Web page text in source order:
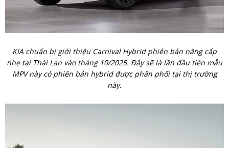
KIA chuẩn bị giới thiệu Carnival Hybrid phiên bản nâng cấp
nhẹ tại Thái Lan vào tháng 10/2025. Đây sẽ là lần đầu tiên mẫu
MPV này có phiên bản hybrid được phân phối tại thị trường
này.